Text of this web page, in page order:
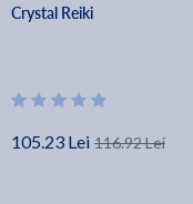
Crystal Reiki
105.23 Lei 116.92 Lei